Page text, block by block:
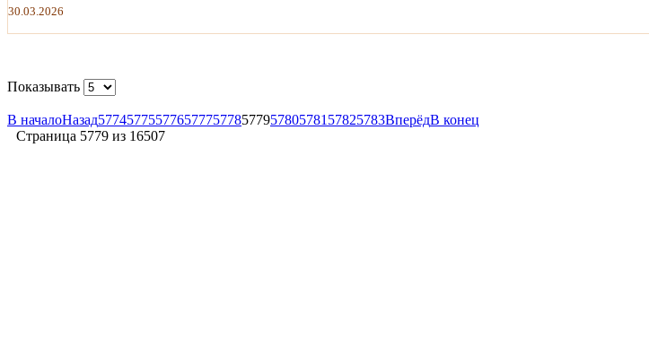
30.03.2026
Показывать
В началоНазад57745775577657775778577957805781 57825783ВперёдВ конец
Страница 5779 из 16507